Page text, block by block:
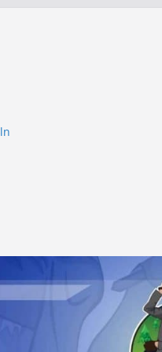
–